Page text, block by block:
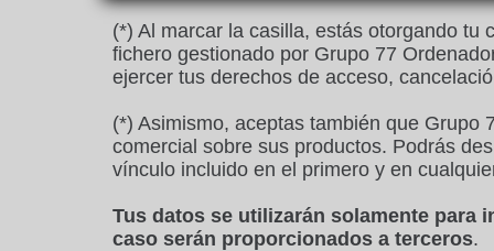
(*) Al marcar la casilla, estás otorgando tu
fichero gestionado por Grupo 77
ejercer tus derechos de acceso,
(*) Asimismo, aceptas también que Grupo
comercial sobre sus productos. Podrás
vínculo incluido en el primero y en
Tus datos se utilizarán solamente para
caso serán proporcionados a terceros.